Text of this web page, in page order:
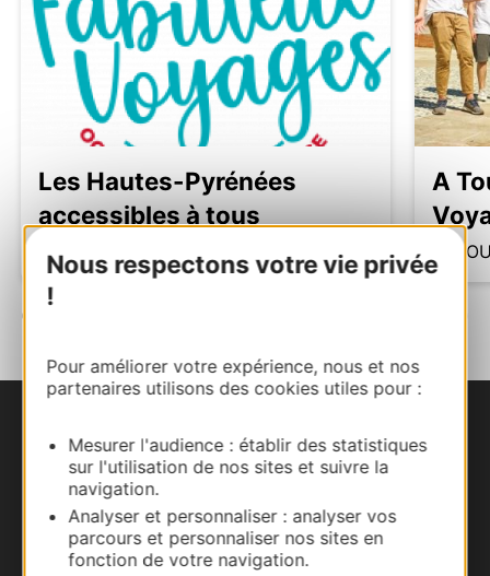
Nous respectons votre vie privée
!
Pour améliorer votre expérience, nous et nos
partenaires utilisons des cookies utiles pour :
Mesurer l'audience : établir des statistiques
sur l'utilisation de nos sites et suivre la
navigation.
Analyser et personnaliser : analyser vos
parcours et personnaliser nos sites en
fonction de votre navigation.
Les Hautes-Pyrénées
accessibles à tous
LOUDENVIELLE
A
Nous contacter
Carte interactive
Documentation